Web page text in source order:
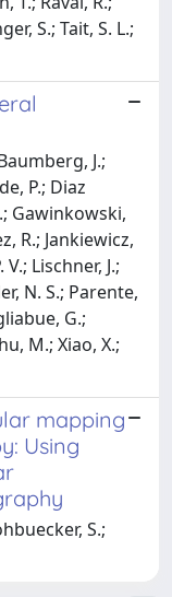
S.; Tait, S. L.;
J.;
P.; Diaz
Gawinkowski,
R.; Jankiewicz,
Lischner, J.;
N. S.; Parente,
G.;
M.; Xiao, X.;
mapping
Using
S.;